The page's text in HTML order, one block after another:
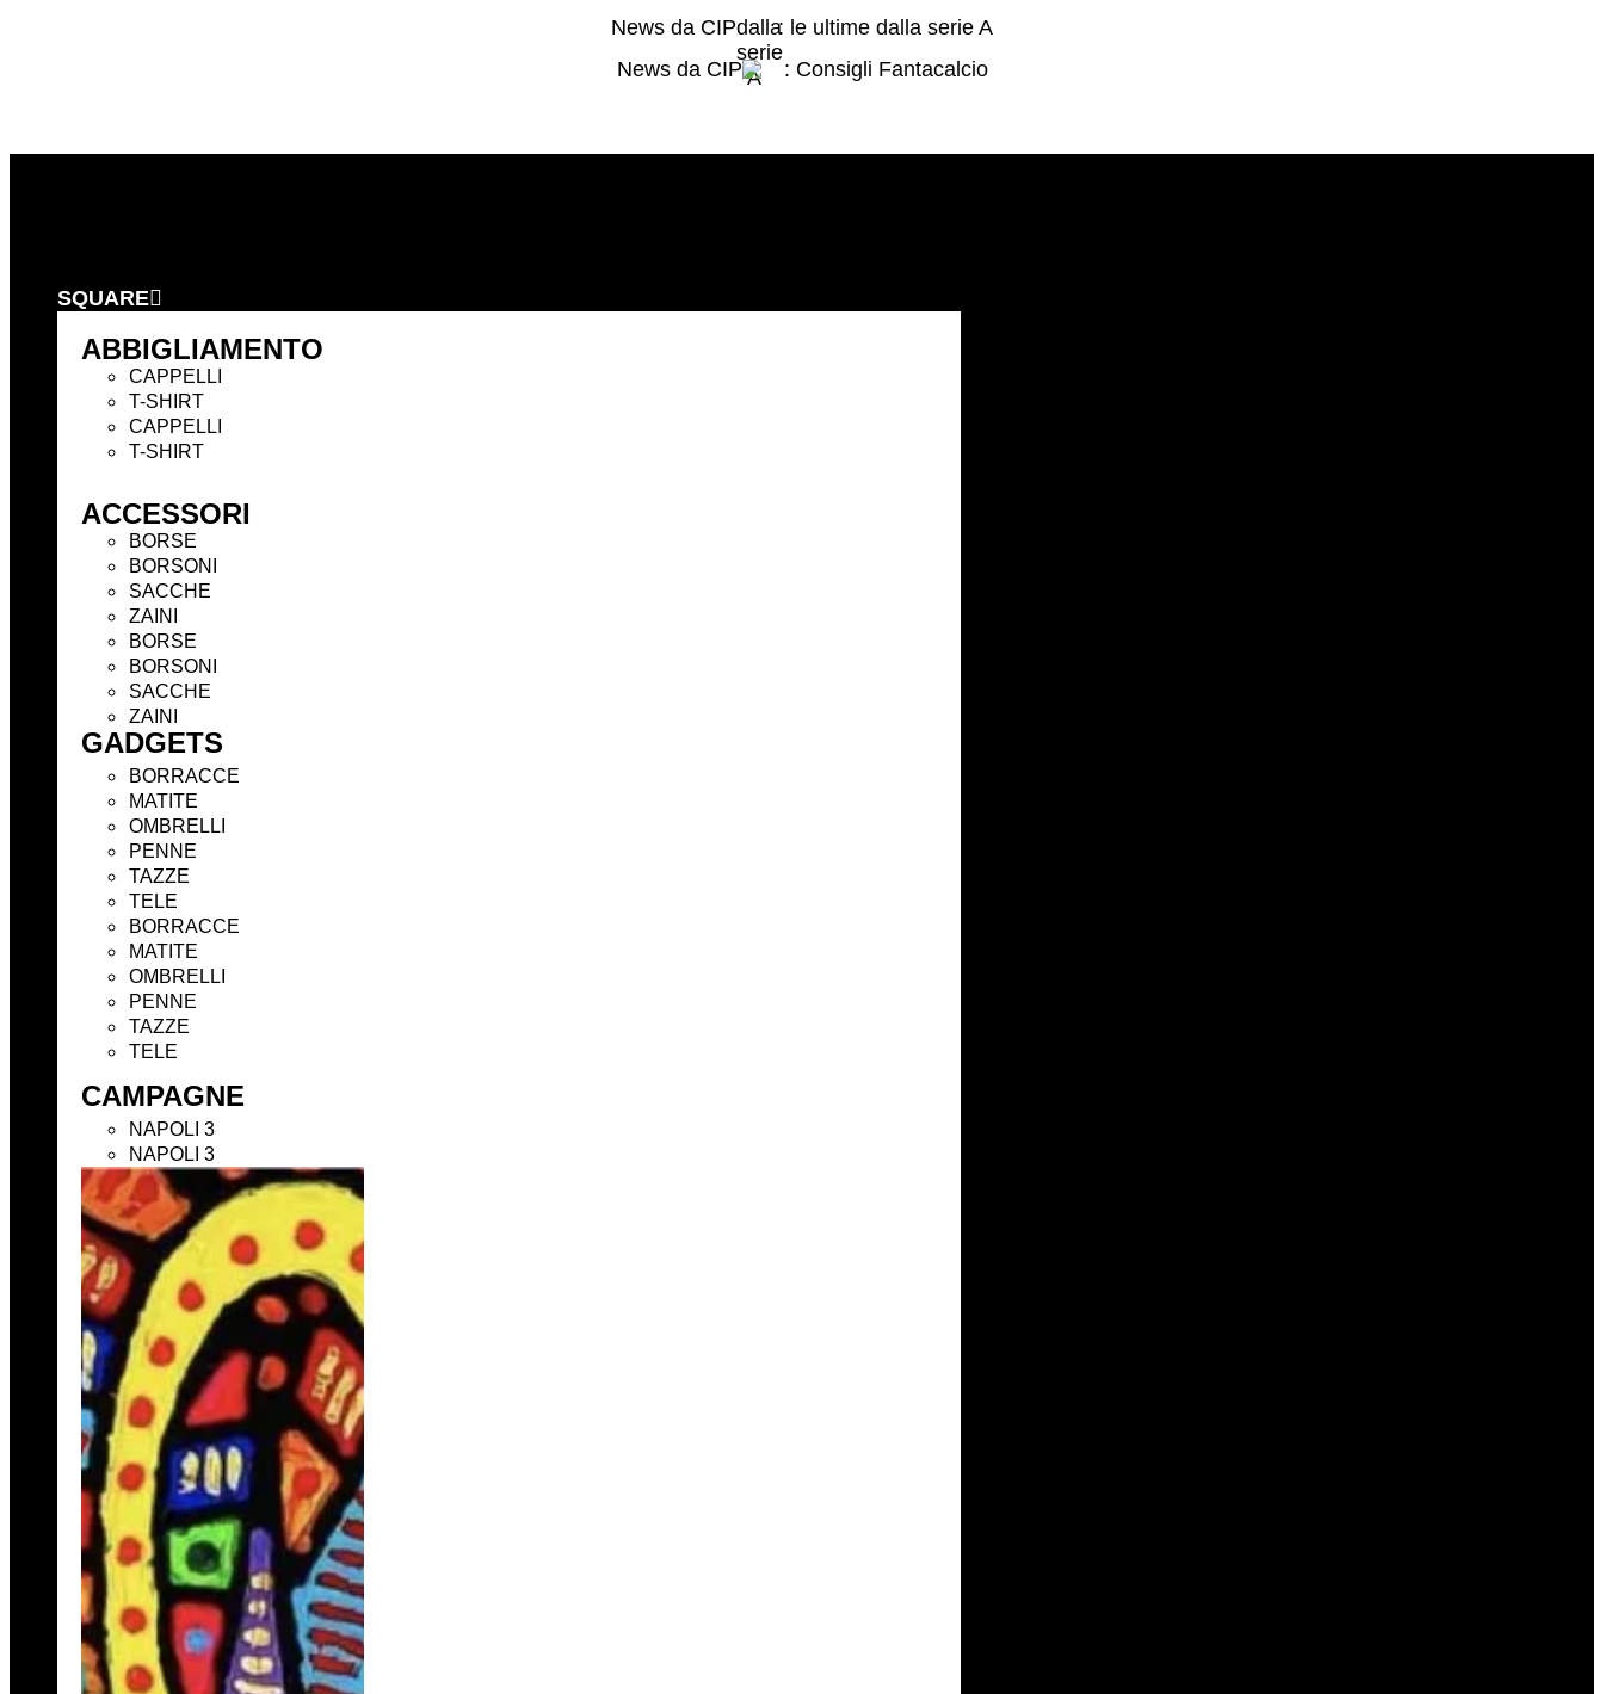
News da CIP
: le ultime dalla serie A
News da CIP
: Consigli Fantacalcio
SQUARE
ABBIGLIAMENTO
CAPPELLI
T-SHIRT
CAPPELLI
T-SHIRT
ACCESSORI
BORSE
BORSONI
SACCHE
ZAINI
BORSE
BORSONI
SACCHE
ZAINI
GADGETS
BORRACCE
MATITE
OMBRELLI
PENNE
TAZZE
TELE
BORRACCE
MATITE
OMBRELLI
PENNE
TAZZE
TELE
CAMPAGNE
NAPOLI 3
NAPOLI 3